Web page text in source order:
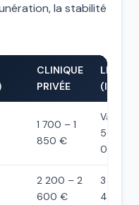
la stabilité
CLINIQUE
PRIVÉE
LIBÉRAL
(IDEL)
1 700 – 1
850 €
Variable
500 – 3
000 €)
2 200 – 2
600 €
3 000
400 €